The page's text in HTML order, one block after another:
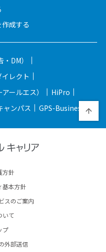
成する
DM）
レクト
ールエス）
HiPro
ャンパス GPS-Business
方針
基本方針
スのご案内
いて
プ
外部送信